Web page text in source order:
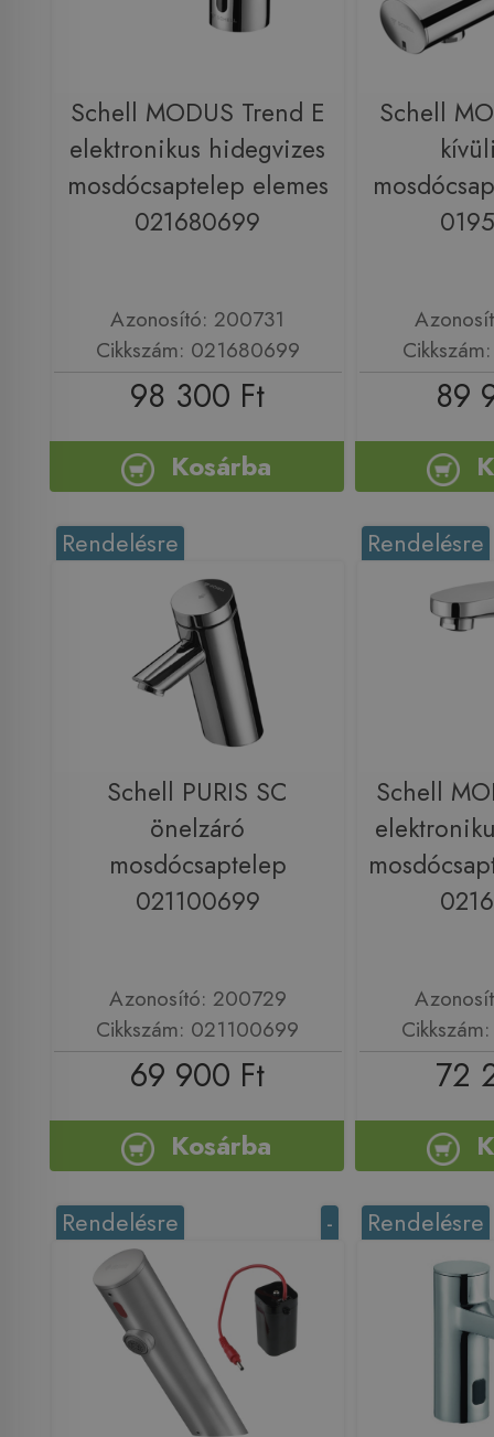
Schell MODUS Trend E
elektronikus hidegvizes
mosdócsaptelep elemes
021680699
Azonosító: 200731
Cikkszám: 021680699
98 300 Ft
Kosárba
Schell
89
Rendelésre
Schell PURIS SC
önelzáró
mosdócsaptelep
021100699
Azonosító: 200729
Cikkszám: 021100699
69 900 Ft
Kosárba
Rendelésre
Schell
72
-
Rendelésre Rendelésre